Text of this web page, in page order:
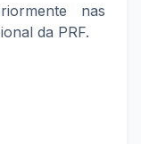
nas
da PRF.